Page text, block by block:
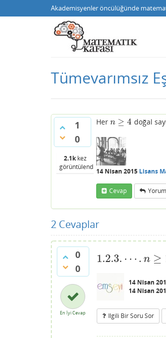
Akademisyenler öncülüğünde
Tümevarımsız
1
0
2.1kkez
görüntülendi
Her n ≥ 4
n≥4 doğal
14 Nisan 2015 Lisans
Cevap Yorum
2 Cevaplar
0
0
En İyi Cevap
1.2.3. ⋯. n ≥
1.2.3.⋯ .n≥
14 Nisan
14 Nisan
Ilgili Bir Soru Sor